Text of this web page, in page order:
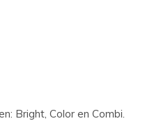
Bright, Color en Combi.